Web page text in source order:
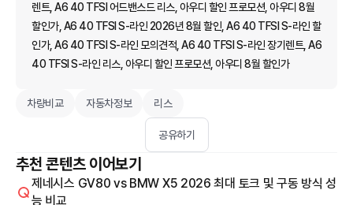
렌트, A6 40 TFSI 어드밴스드 리스, 아우디 할인 프로모션, 아우디 8월
할인가, A6 40 TFSI S-라인 2026년 8월 할인, A6 40 TFSI S-라인 할
인가, A6 40 TFSI S-라인 모의견적, A6 40 TFSI S-라인 장기렌트, A6
40 TFSI S-라인 리스, 아우디 할인 프로모션, 아우디 8월 할인가
차량비교 자동차정보 리스
공유하기
추천 콘텐츠 이어보기
제네시스 GV80 vs BMW X5 2026 최대 토크 및 구동 방식 성
능 비교